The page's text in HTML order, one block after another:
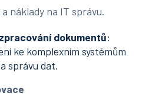
na IT správu.
zpracování dokumentů:
ke komplexním systémům
správu dat.